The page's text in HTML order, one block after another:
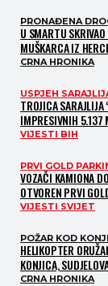
PRONAĐENA
U SMARTU
MUŠKARCA IZ
CRNA HRONIKA
USPJEH
TROJICA
IMPRESIVNIH 5.137
VIJESTI BIH
PRVI GOLD
VOZAČI KAMIONA
OTVOREN PRVI
VIJESTI SVIJET
POŽAR KOD
HELIKOPTER
KONJICA,
CRNA HRONIKA